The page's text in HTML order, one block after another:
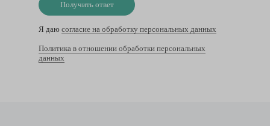
Получить ответ
Я даю согласие на обработку персональных данных
Политика в отношении обработки персональных
данных